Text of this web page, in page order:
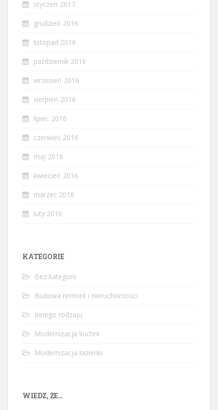
styczeń 2017
grudzień 2016
listopad 2016
październik 2016
wrzesień 2016
sierpień 2016
lipiec 2016
czerwiec 2016
maj 2016
kwiecień 2016
marzec 2016
luty 2016
KATEGORIE
Bez kategorii
Budowa remont i nieruchomości
Innego rodzaju
Modernizacja kuchni
Modernizacja łazienki
WIEDZ, ŻE…